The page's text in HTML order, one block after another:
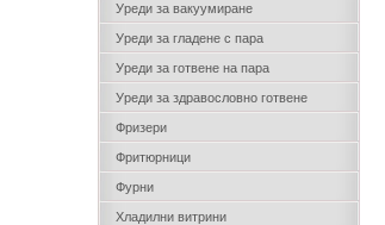
Уреди за вакуумиране
Уреди за гладене с пара
Уреди за готвене на пара
Уреди за здравословно готвене
Фризери
Фритюрници
Фурни
Хладилни витрини